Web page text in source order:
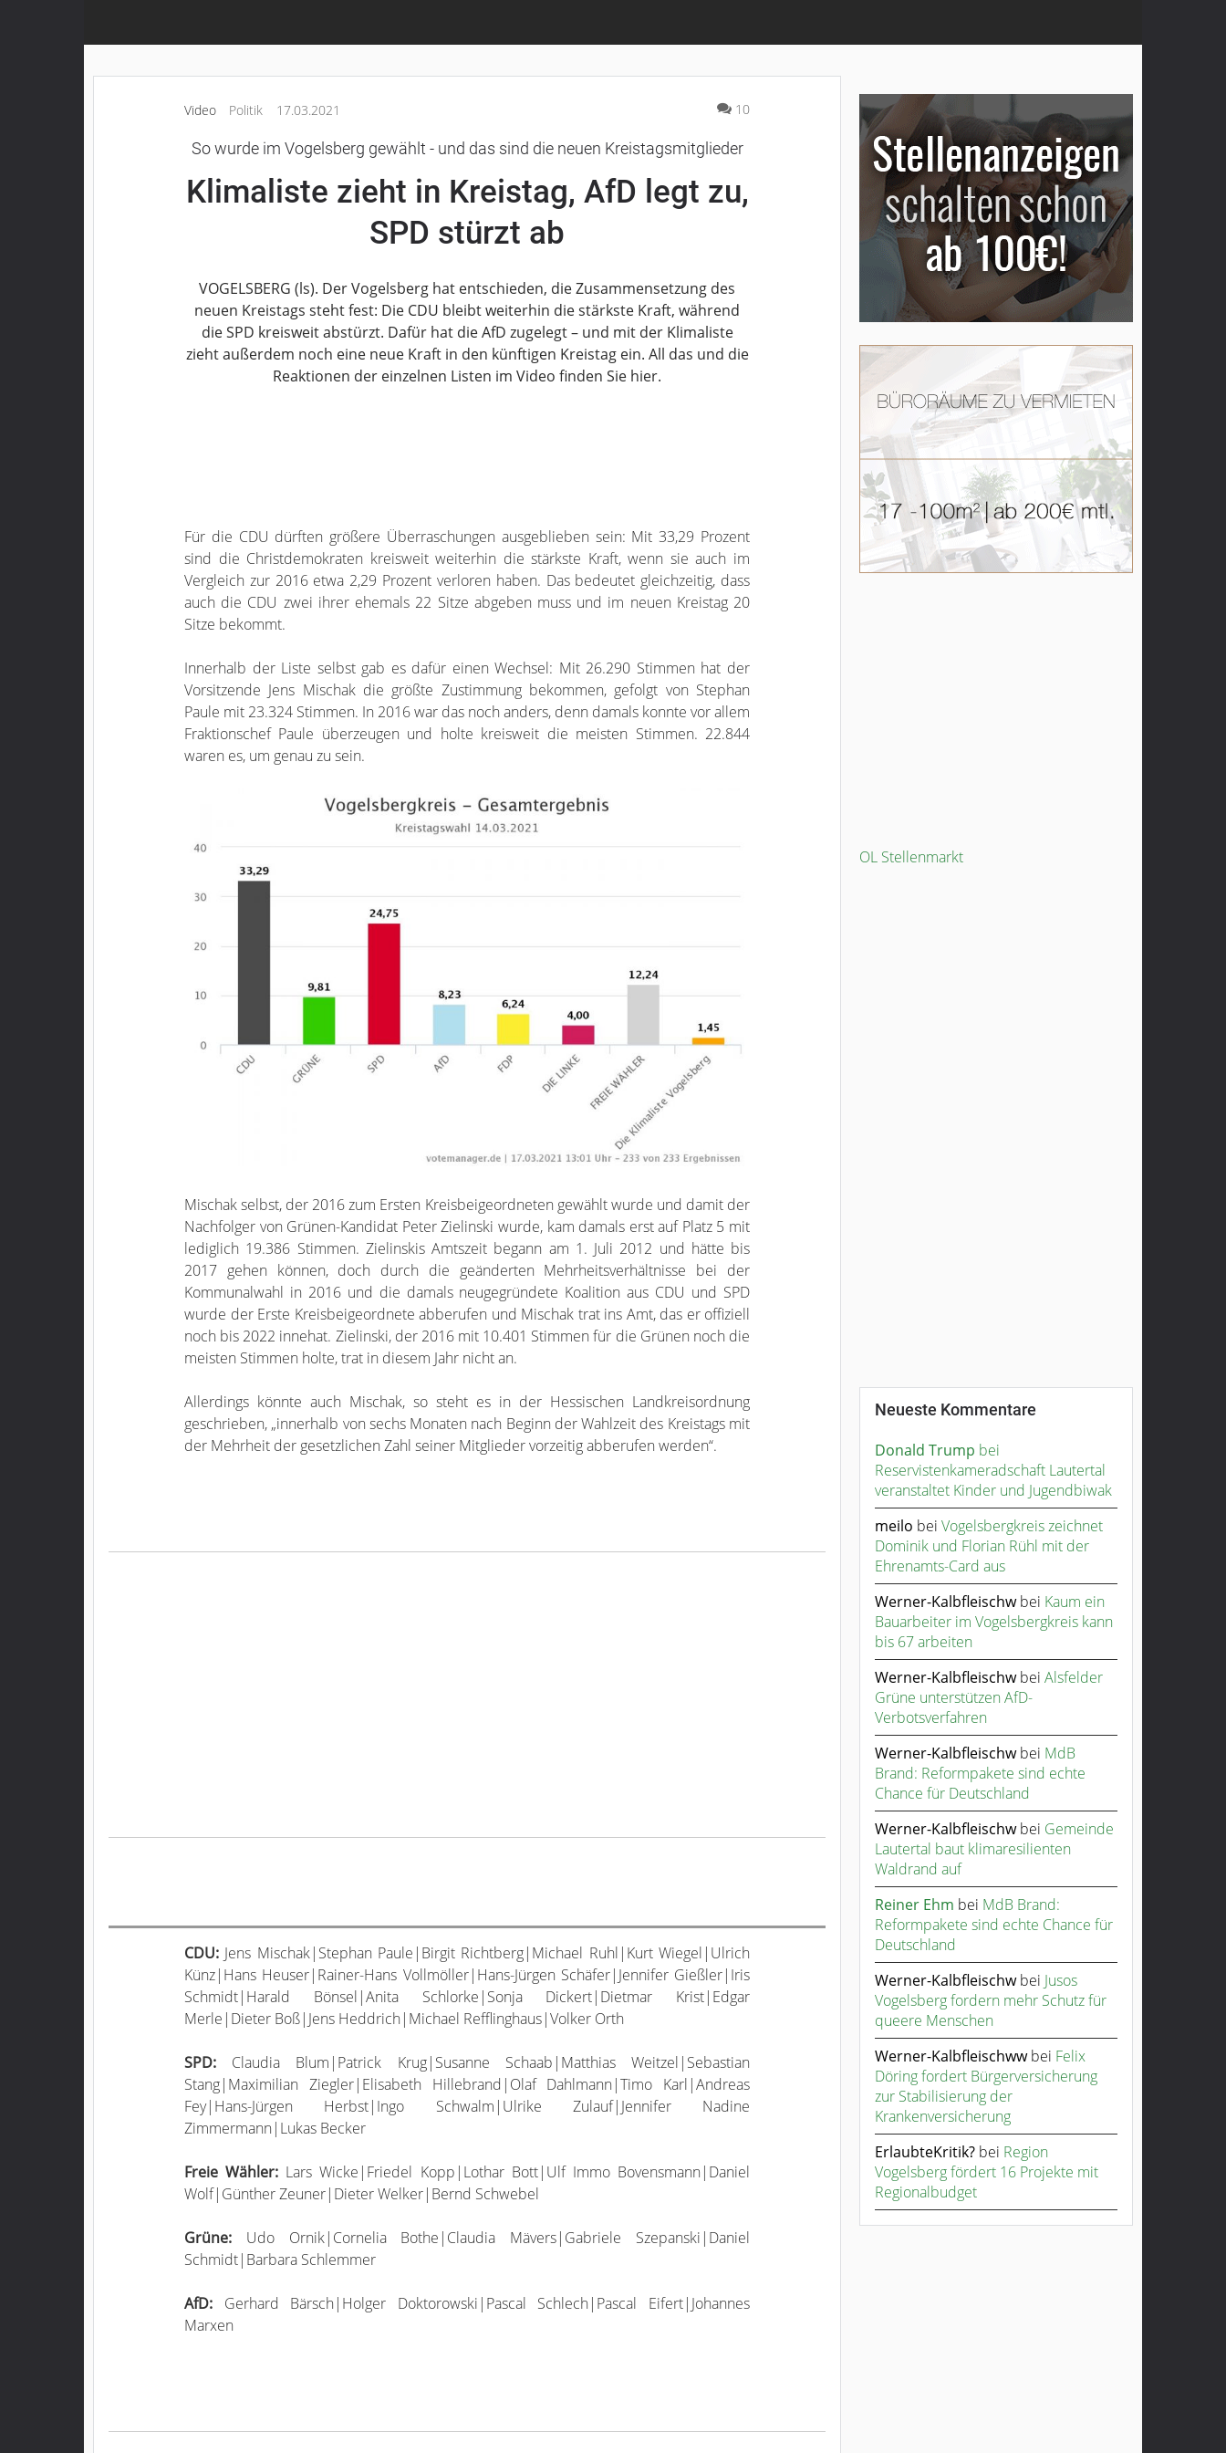
Grebenhain
Herbstein
Video Politik 17.03.2021 10
So wurde im Vogelsberg gewählt - und das sind die neuen Kreistagsmitglieder
Klimaliste zieht in Kreistag, AfD legt zu,
SPD stürzt ab
VOGELSBERG (ls). Der Vogelsberg hat entschieden, die Zusammensetzung des
neuen Kreistags steht fest: Die CDU bleibt weiterhin die stärkste Kraft, während
die SPD kreisweit abstürzt. Dafür hat die AfD zugelegt – und mit der Klimaliste
zieht außerdem noch eine neue Kraft in den künftigen Kreistag ein. All das und die
Reaktionen der einzelnen Listen im Video finden Sie hier.
Für die CDU dürften größere Überraschungen ausgeblieben sein: Mit 33,29 Prozent
sind die Christdemokraten kreisweit weiterhin die stärkste Kraft, wenn sie auch im
Vergleich zur 2016 etwa 2,29 Prozent verloren haben. Das bedeutet gleichzeitig, dass
auch die CDU zwei ihrer ehemals 22 Sitze abgeben muss und im neuen Kreistag 20
Sitze bekommt.
Innerhalb der Liste selbst gab es dafür einen Wechsel: Mit 26.290 Stimmen hat der
Vorsitzende Jens Mischak die größte Zustimmung bekommen, gefolgt von Stephan
Paule mit 23.324 Stimmen. In 2016 war das noch anders, denn damals konnte vor allem
Fraktionschef Paule überzeugen und holte kreisweit die meisten Stimmen. 22.844
waren es, um genau zu sein.
Mischak selbst, der 2016 zum Ersten Kreisbeigeordneten gewählt wurde und damit der
Nachfolger von Grünen-Kandidat Peter Zielinski wurde, kam damals erst auf Platz 5 mit
lediglich 19.386 Stimmen. Zielinskis Amtszeit begann am 1. Juli 2012 und hätte bis
2017 gehen können, doch durch die geänderten Mehrheitsverhältnisse bei der
Kommunalwahl in 2016 und die damals neugegründete Koalition aus CDU und SPD
wurde der Erste Kreisbeigeordnete abberufen und Mischak trat ins Amt, das er offiziell
noch bis 2022 innehat. Zielinski, der 2016 mit 10.401 Stimmen für die Grünen noch die
meisten Stimmen holte, trat in diesem Jahr nicht an.
Allerdings könnte auch Mischak, so steht es in der Hessischen Landkreisordnung
geschrieben, „innerhalb von sechs Monaten nach Beginn der Wahlzeit des Kreistags mit
der Mehrheit der gesetzlichen Zahl seiner Mitglieder vorzeitig abberufen werden“.
CDU: Jens Mischak|Stephan Paule|Birgit Richtberg|Michael Ruhl|Kurt Wiegel|Ulrich
Künz|Hans Heuser|Rainer-Hans Vollmöller|Hans-Jürgen Schäfer|Jennifer Gießler|Iris
Schmidt|Harald Bönsel|Anita Schlorke|Sonja Dickert|Dietmar Krist|Edgar
Merle|Dieter Boß|Jens Heddrich|Michael Refflinghaus|Volker Orth
SPD: Claudia Blum|Patrick Krug|Susanne Schaab|Matthias Weitzel|Sebastian
Stang|Maximilian Ziegler|Elisabeth Hillebrand|Olaf Dahlmann|Timo Karl|Andreas
Fey|Hans-Jürgen Herbst|Ingo Schwalm|Ulrike Zulauf|Jennifer Nadine
Zimmermann|Lukas Becker
Freie Wähler: Lars Wicke|Friedel Kopp|Lothar Bott|Ulf Immo Bovensmann|Daniel
Wolf|Günther Zeuner|Dieter Welker|Bernd Schwebel
Grüne: Udo Ornik|Cornelia Bothe|Claudia Mävers|Gabriele Szepanski|Daniel
Schmidt|Barbara Schlemmer
AfD: Gerhard Bärsch|Holger Doktorowski|Pascal Schlech|Pascal Eifert|Johannes
Marxen
OL Stellenmarkt
Neueste Kommentare
Donald Trump bei
Reservistenkameradschaft Lautertal
veranstaltet Kinder und Jugendbiwak
meilo bei Vogelsbergkreis zeichnet
Dominik und Florian Rühl mit der
Ehrenamts-Card aus
Werner-Kalbfleischwbei Kaum ein
Bauarbeiter im Vogelsbergkreis kann
bis 67 arbeiten
Werner-Kalbfleischwbei Alsfelder
Grüne unterstützen AfD-
Verbotsverfahren
Werner-Kalbfleischwbei MdB
Brand: Reformpakete sind echte
Chance für Deutschland
Werner-Kalbfleischwbei Gemeinde
Lautertal baut klimaresilienten
Waldrand auf
Reiner Ehm bei MdB Brand:
Reformpakete sind echte Chance für
Deutschland
Werner-Kalbfleischwbei Jusos
Vogelsberg fordern mehr Schutz für
queere Menschen
Werner-Kalbfleischwwbei Felix
Döring fordert Bürgerversicherung
zur Stabilisierung der
Krankenversicherung
ErlaubteKritik? bei Region
Vogelsberg fördert 16 Projekte mit
Regionalbudget